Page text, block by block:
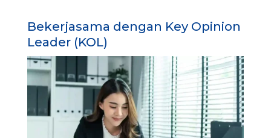
Bekerjasama dengan Key Opinion
Leader (KOL)